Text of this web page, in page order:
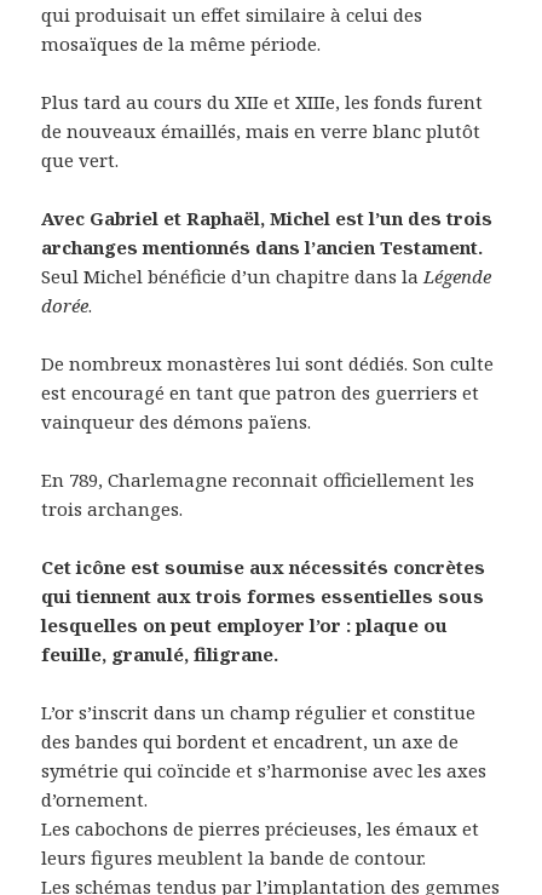
qui produisait un effet similaire à celui des
mosaïques de la même période.
Plus tard au cours du XIIe et XIIIe, les fonds furent
de nouveaux émaillés, mais en verre blanc plutôt
que vert.
Avec Gabriel et Raphaël, Michel est l’un des trois
archanges mentionnés dans l’ancien Testament.
Seul Michel bénéficie d’un chapitre dans laLégende
dorée.
De nombreux monastères lui sont dédiés. Son culte
est encouragé en tant que patron des guerriers et
vainqueur des démons païens.
En 789, Charlemagne reconnait officiellement les
trois archanges.
Cet icône est soumise aux nécessités concrètes
qui tiennent aux trois formes essentielles sous
lesquelles on peut employer l’or : plaque ou
feuille, granulé, filigrane.
L’or s’inscrit dans un champ régulier et constitue
des bandes qui bordent et encadrent, un axe de
symétrie qui coïncide et s’harmonise avec les axes
d’ornement.
Les cabochons de pierres précieuses, les émaux et
leurs figures meublent la bande de contour.
Les schémas tendus par l’implantation des gemmes